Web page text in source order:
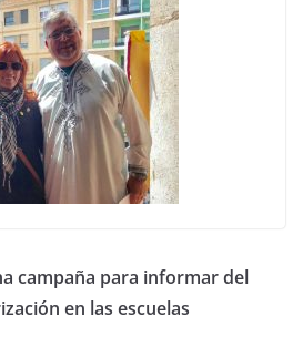
campaña para informar del
en las escuelas